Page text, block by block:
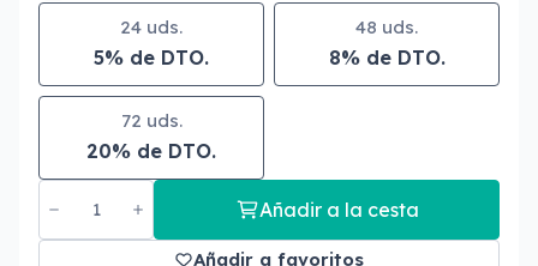
24 uds.
5% de DTO.
48 uds.
8% de DTO.
72 uds.
20% de DTO.
Añadir a la cesta
Añadir a favoritos